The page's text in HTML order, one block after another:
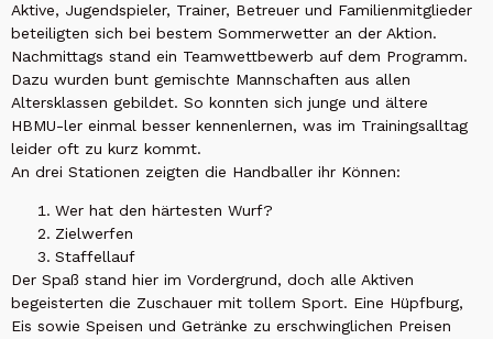
Aktive, Jugendspieler, Trainer, Betreuer und Familienmitglieder
beteiligten sich bei bestem Sommerwetter an der Aktion.
Nachmittags stand ein Teamwettbewerb auf dem Programm.
Dazu wurden bunt gemischte Mannschaften aus allen
Altersklassen gebildet. So konnten sich junge und ältere
HBMU-ler einmal besser kennenlernen, was im Trainingsalltag
leider oft zu kurz kommt.
An drei Stationen zeigten die Handballer ihr Können:
Wer hat den härtesten Wurf?
Zielwerfen
Staffellauf
Der Spaß stand hier im Vordergrund, doch alle Aktiven
begeisterten die Zuschauer mit tollem Sport. Eine Hüpfburg,
Eis sowie Speisen und Getränke zu erschwinglichen Preisen